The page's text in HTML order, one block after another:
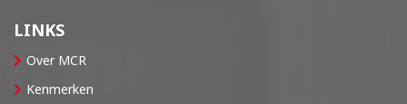
LINKS
Over MCR
Kenmerken